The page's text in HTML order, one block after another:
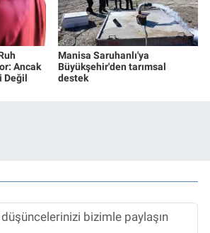
Ancak
Değil
Manisa Saruhanlı'ya
Büyükşehir'den tarımsal
destek